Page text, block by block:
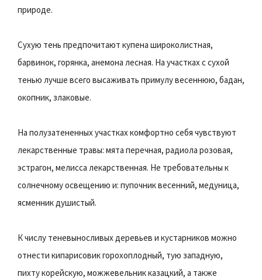
природе.
Сухую тень предпочитают купена широколистная,
барвинок, горянка, анемона лесная. На участках с сухой
тенью лучше всего высаживать примулу весеннюю, бадан,
окопник, злаковые.
На полузатененных участках комфортно себя чувствуют
лекарственные травы: мята перечная, радиола розовая,
эстрагон, мелисса лекарственная. Не требовательны к
солнечному освещению и: пупочник весенний, медуница,
ясменник душистый.
К числу теневыносливых деревьев и кустарников можно
отнести кипарисовик горохоплодный, тую западную,
пихту корейскую, можжевельник казацкий, а также